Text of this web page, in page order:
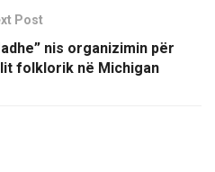
Post
nis organizimin për
folklorik në Michigan